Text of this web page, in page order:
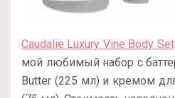
Caudalie Luxury Vine Body Set
мой любимый набор с
Butter (225 мл) и кремом